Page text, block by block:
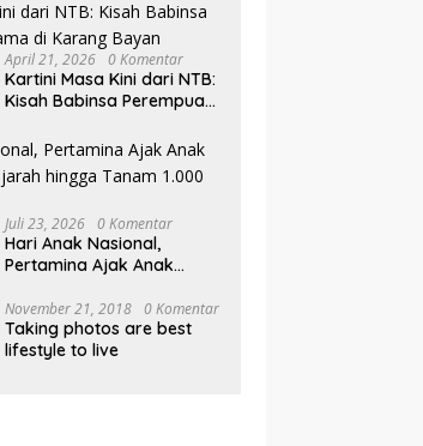
April 21, 2026 0 Komentar
Kartini Masa Kini dari NTB:
Kisah Babinsa Perempuan
Juli 23, 2026 0 Komentar
Hari Anak Nasional,
Pertamina Ajak Anak
hingga Tanam 1.000
Mangrove
November 21, 2018 0 Komentar
Taking photos are best
lifestyle to live